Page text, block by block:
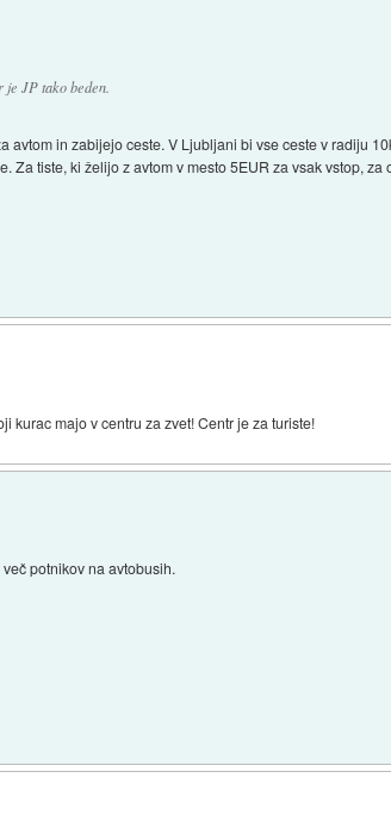
JP tako beden.
avtom in zabijejo ceste. V Ljubljani bi vse ceste v radiju
Za tiste, ki želijo z avtom v mesto 5EUR za vsak vstop,
kurac majo v centru za zvet! Centr je za turiste!
potnikov na avtobusih.